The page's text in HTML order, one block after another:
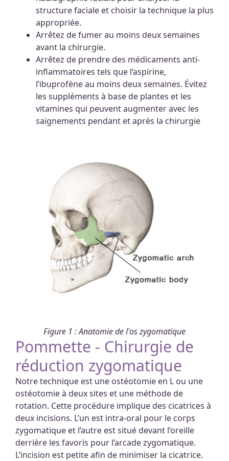
structure faciale et choisir la technique la plus
appropriée.
Arrêtez de fumer au moins deux semaines
avant la chirurgie.
Arrêtez de prendre des médicaments anti-
inflammatoires tels que l’aspirine,
l’ibuprofène au moins deux semaines. Évitez
les suppléments à base de plantes et les
vitamines qui peuvent augmenter avec les
saignements pendant et après la chirurgie
Figure 1 : Anatomie de l'os zygomatique
Pommette - Chirurgie de
réduction zygomatique
Notre technique est une ostéotomie en L ou une
ostéotomie à deux sites et une méthode de
rotation. Cette procédure implique des cicatrices à
deux incisions. L’un est intra-oral pour le corps
zygomatique et l’autre est situé devant l’oreille
derrière les favoris pour l’arcade zygomatique.
L’incision est petite afin de minimiser la cicatrice.